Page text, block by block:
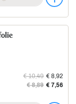
€ 10,49 € 8,92
€ 8,89 € 7,56